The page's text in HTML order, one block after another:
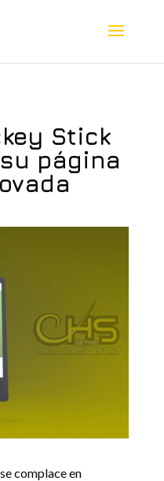
Stick
página
complace en